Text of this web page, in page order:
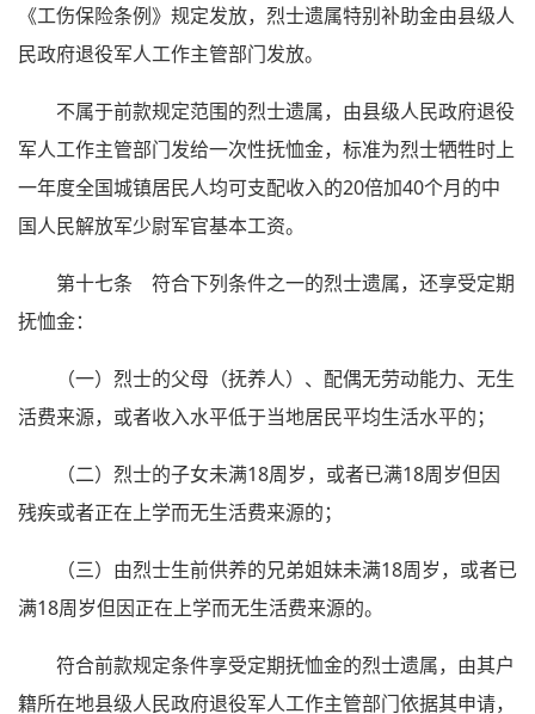
《工伤保险条例》规定发放，烈士遗属特别补助金由县级人
民政府退役军人工作主管部门发放。
不属于前款规定范围的烈士遗属，由县级人民政府退役
军人工作主管部门发给一次性抚恤金，标准为烈士牺牲时上
一年度全国城镇居民人均可支配收入的20倍加40个月的中
国人民解放军少尉军官基本工资。
第十七条 符合下列条件之一的烈士遗属，还享受定期
抚恤金：
（一）烈士的父母（抚养人）、配偶无劳动能力、无生
活费来源，或者收入水平低于当地居民平均生活水平的；
（二）烈士的子女未满18周岁，或者已满18周岁但因
残疾或者正在上学而无生活费来源的；
（三）由烈士生前供养的兄弟姐妹未满18周岁，或者已
满18周岁但因正在上学而无生活费来源的。
符合前款规定条件享受定期抚恤金的烈士遗属，由其户
籍所在地县级人民政府退役军人工作主管部门依据其申请，